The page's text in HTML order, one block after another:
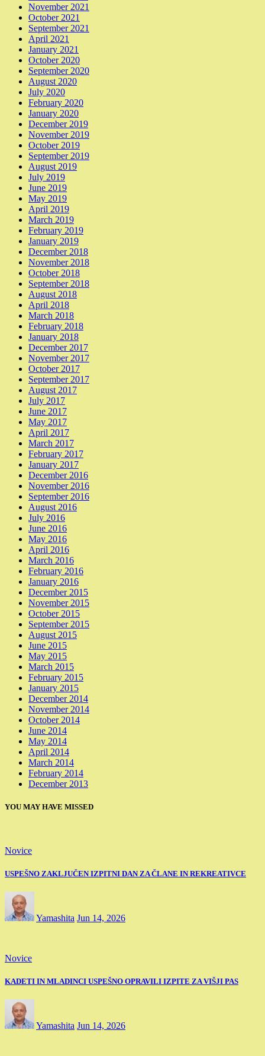
November 2021
October 2021
September 2021
April 2021
January 2021
October 2020
September 2020
August 2020
July 2020
February 2020
January 2020
December 2019
November 2019
October 2019
September 2019
August 2019
July 2019
June 2019
May 2019
April 2019
March 2019
February 2019
January 2019
December 2018
November 2018
October 2018
September 2018
August 2018
April 2018
March 2018
February 2018
January 2018
December 2017
November 2017
October 2017
September 2017
August 2017
July 2017
June 2017
May 2017
April 2017
March 2017
February 2017
January 2017
December 2016
November 2016
September 2016
August 2016
July 2016
June 2016
May 2016
April 2016
March 2016
February 2016
January 2016
December 2015
November 2015
October 2015
September 2015
August 2015
June 2015
May 2015
March 2015
February 2015
January 2015
December 2014
November 2014
October 2014
June 2014
May 2014
April 2014
March 2014
February 2014
December 2013
YOU MAY HAVE MISSED
Novice
USPEŠNO ZAKLJUČEN IZPITNI DAN ZA ČLANE IN REKREATIVCE
Yamashita Jun 14, 2026
Novice
KADETI IN MLADINCI USPEŠNO OPRAVILI IZPITE ZA VIŠJI PAS
Yamashita Jun 14, 2026